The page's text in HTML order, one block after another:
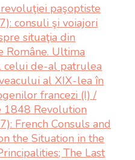
paşoptiste
consuli şi voiajori
situaţia din
Române. Ultima
celui de-al patrulea
al XIX-lea în
francezi (I) /
1848 Revolution
French Consuls and
the Situation in the
The Last